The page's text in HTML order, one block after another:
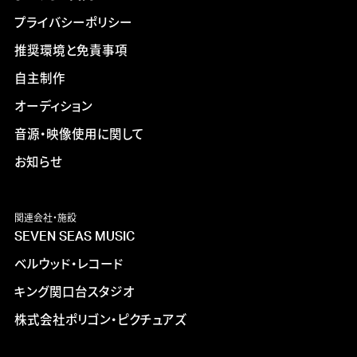
プライバシーポリシー
推奨環境と免責事項
自主制作
オーディション
音源・映像使用に関して
お知らせ
関連会社・施設
SEVEN SEAS MUSIC
ベルウッド・レコード
キング関口台スタジオ
株式会社ポリゴン・ピクチュアズ